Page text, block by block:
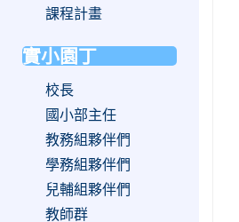
課程計畫
實小園丁
校長
國小部主任
教務組夥伴們
學務組夥伴們
兒輔組夥伴們
教師群